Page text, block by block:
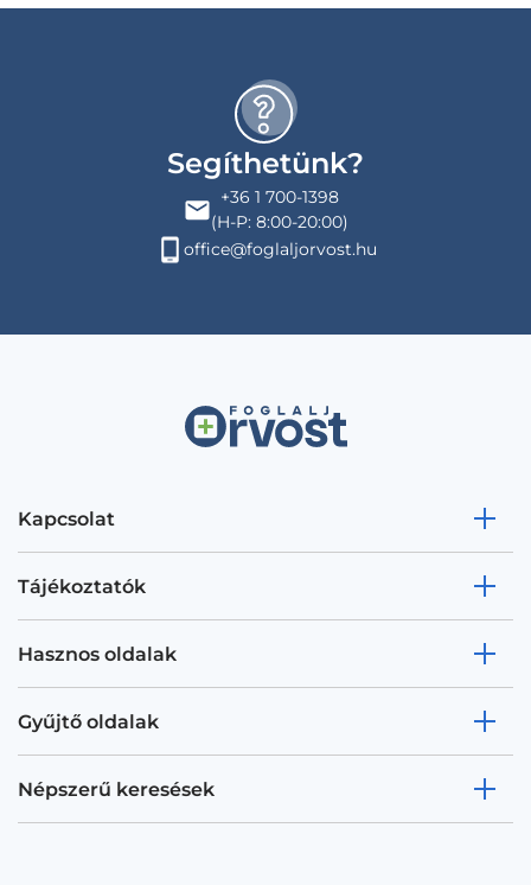
Segíthetünk?
+36 1 700-1398
(H-P: 8:00-20:00)
office@foglaljorvost.hu
Kapcsolat
Tájékoztatók
Hasznos oldalak
Gyűjtő oldalak
Népszerű keresések